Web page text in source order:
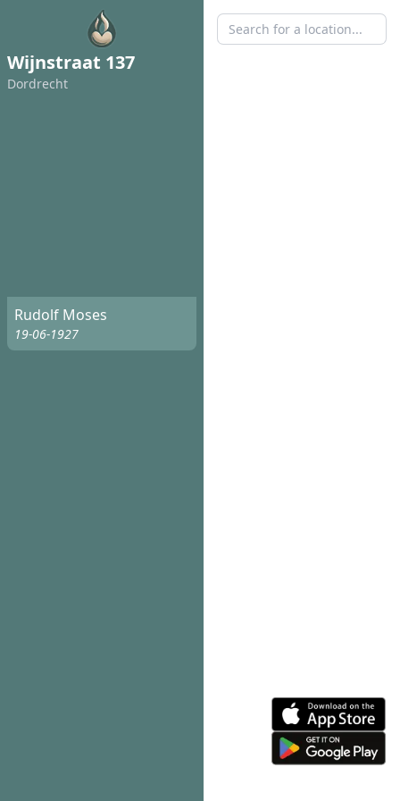
Wijnstraat 137
Dordrecht
Rudolf Moses
19-06-1927